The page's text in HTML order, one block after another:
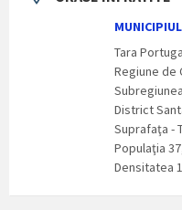
Tara
Regiune de
District
Suprafaţa -
Populaţia
Densitatea